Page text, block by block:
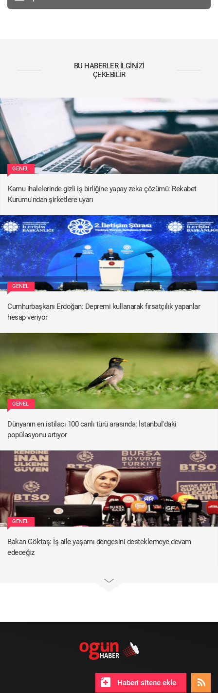
BU HABERLER İLGINIZI
ÇEKEBILIR
GENEL
Kamu ihalelerinde gizli iş birliğine yapay zeka çözümü: Rekabet
Kurumu'ndan şirketlere uyarı
GENEL
Cumhurbaşkanı Erdoğan: Depremi kullanarak fırsatçılık yapanlar
hesap veriyor
GENEL
Dünyanın en istilacı 100 canlı türü arasında: İstanbul'daki
popülasyonu artıyor
GENEL
Bakan Göktaş: İş-aile yaşamı dengesini desteklemeye devam
edeceğiz
Haberi sitene ekle